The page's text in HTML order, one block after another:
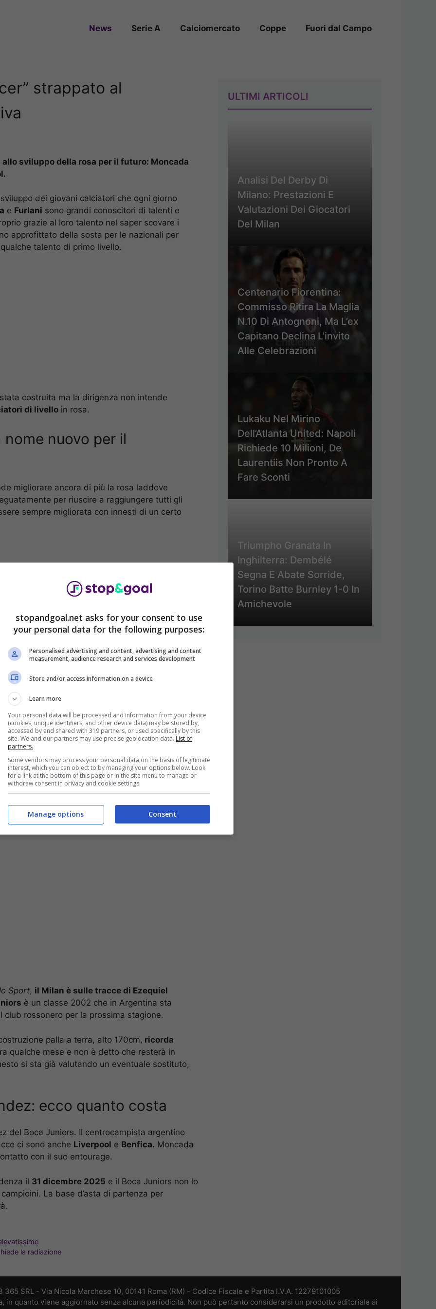
News Serie A Calciomercato Coppe Fuori dal Campo
strappato al
sviluppo della rosa per il futuro: Moncada
dei giovani calciatori che ogni giorno
e Furlani sono grandi conoscitori di talenti e
grazie al loro talento nel saper scovare i
approfittato della sosta per le nazionali per
talento di primo livello.
costruita ma la dirigenza non intende
di livello in rosa.
nuovo per il
migliorare ancora di più la rosa laddove
per riuscire a raggiungere tutti gli
sempre migliorata con innesti di un certo
per il calciomercato. Anzitutto andrà
i calciatori non utili alla causa rossonera. E
giovani, non troppo dispendiosi e dal
ha messo nel mirino unnome nuovo per il
mediana: ecco chi è
e sta studiando le mosse giuste per
dei talenti migliori del panorama mondiale.
già da tempo i campionati stranieri per
Sport, il Milan è sulle tracce di Ezequiel
è un classe 2002 che in Argentina sta
rossonero per la prossima stagione.
palla a terra, alto 170cm, ricorda
qualche mese e non è detto che resterà in
si sta già valutando un eventuale sostituto,
ecco quanto costa
del Boca Juniors. Il centrocampista argentino
ci sono anche Liverpool e Benfica. Moncada
con il suo entourage.
il 31 dicembre 2025 e il Boca Juniors non lo
La base d’asta di partenza per
la radiazione
ULTIMI ARTICOLI
Analisi Del Derby Di
Milano: Prestazioni E
Valutazioni Dei Giocatori
Del Milan
Centenario Fiorentina:
Commisso Ritira La Maglia
N.10 Di Antognoni, Ma L’ex
Capitano Declina L’invito
Alle Celebrazioni
Lukaku Nel Mirino
Dell’Atlanta United: Napoli
Richiede 10 Milioni, De
Laurentiis Non Pronto A
Fare Sconti
Triumpho Granata In
Inghilterra: Dembélé
Segna E Abate Sorride,
Torino Batte Burnley 1-0 In
Amichevole
SRL - Via Nicola Marchese 10, 00141 Roma (RM) - Codice Fiscale e Partita I.V.A. 12279101005
in quanto viene aggiornato senza alcuna periodicità. Non può pertanto considerarsi un prodotto editoriale ai
stopandgoal.net asks for your consent to use
your personal data for the following purposes:
Personalised advertising and content, advertising and content
measurement, audience research and services development
Store and/or access information on a device
Learn more
Your personal data will be processed and information from your device
(cookies, unique identifiers, and other device data) may be stored by,
accessed by and shared with 319 partners, or used specifically by this
site. We and our partners may use precise geolocation data. List of
partners.
Some vendors may process your personal data on the basis of legitimate
interest, which you can object to by managing your options below. Look
for a link at the bottom of this page or in the site menu to manage or
withdraw consent in privacy and cookie settings.
Consent
Manage options